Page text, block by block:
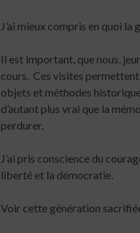
J’ai mieux compris en quoi la
Il est important, que nous,
cours. Ces visites permettent
objets et méthodes
d’autant plus vrai que la
perdurer.
J’ai pris conscience du
liberté et la démocratie.
Voir cette génération